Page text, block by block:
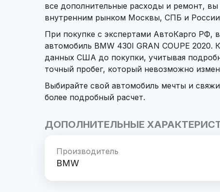
все дополнительные расходы и ремонт,
внутренним рынком Москвы, СПБ и
При покупке с экспертами АвтоКарго РФ,
автомобиль BMW 430I GRAN COUPE
данных США до покупки, учитывая
точный пробег, который невозможно
Выбирайте свой автомобиль мечты и
более подробный расчет.
ДОПОЛНИТЕЛЬНЫЕ
Производитель
BMW